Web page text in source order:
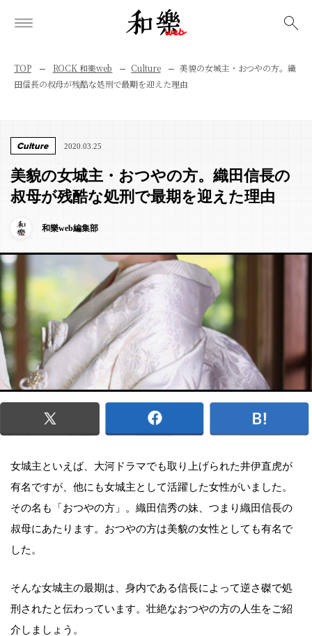
TOP ROCK 和樂web Culture
美貌の女城主・おつやの方。織
田信長の叔母が残酷な処刑で最期を迎えた理由
Culture 2020.03.25
美貌の女城主・おつやの方。織田信長の
叔母が残酷な処刑で最期を迎えた理由
和樂web編集部
女城主といえば、大河ドラマでも取り上げられた井伊直虎が
有名ですが、他にも女城主として活躍した女性がいました。
その名も「おつやの方」。織田信秀の妹、つまり織田信長の
叔母にあたります。おつやの方は美貌の女性としても有名で
した。
そんな女城主の最期は、身内である信長によって逆さ磔で処
刑されたと伝わっています。壮絶なおつやの方の人生をご紹
介しましょう。